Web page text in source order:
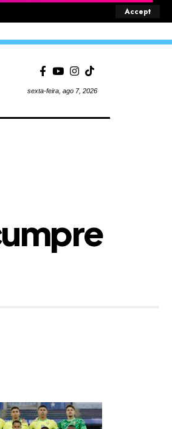
Accept
sexta-feira, ago 7, 2026